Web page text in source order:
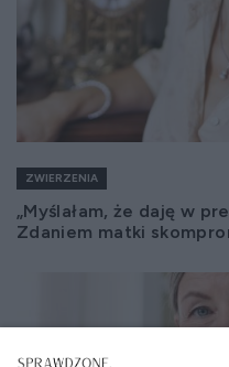
ZWIERZENIA
„Myślałam, że daję w
Zdaniem matki